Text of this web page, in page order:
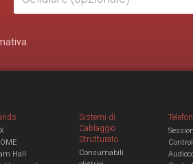
Hall
Sistemi di
Cablaggio
Strutturato
Consumabili